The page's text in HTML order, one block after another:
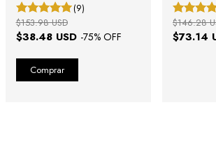
(9)
$38.48 USD -75% OFF
$153.98 USD
$73.14
$146.28